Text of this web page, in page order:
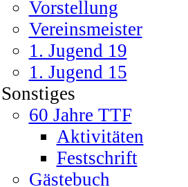
Vorstellung
Vereinsmeister
1. Jugend 19
1. Jugend 15
Sonstiges
60 Jahre TTF
Aktivitäten
Festschrift
Gästebuch